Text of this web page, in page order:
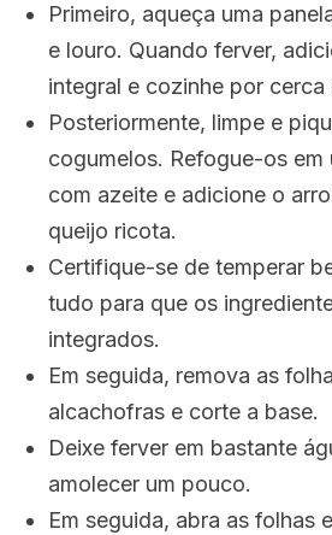
Primeiro, aqueça uma
e louro. Quando ferver,
integral e cozinhe por
Posteriormente, limpe e
cogumelos. Refogue-os em
com azeite e adicione o
queijo ricota.
Certifique-se de temperar
tudo para que os
integrados.
Em seguida, remova as
alcachofras e corte a base.
Deixe ferver em bastante
amolecer um pouco.
Em seguida, abra as folhas